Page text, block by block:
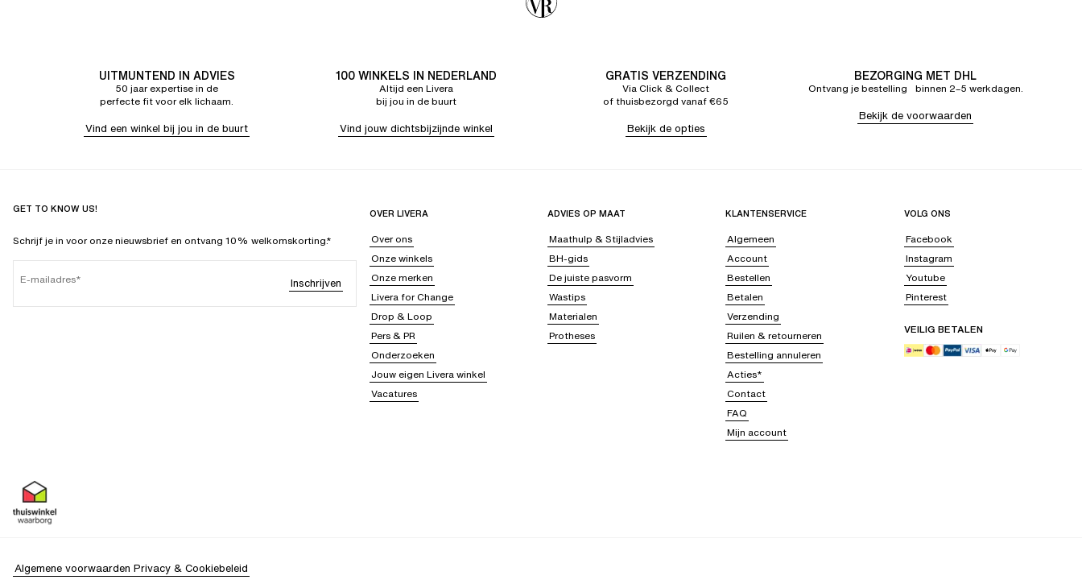
UITMUNTEND IN ADVIES
50 jaar expertise in de
perfecte fit voor elk lichaam.
Vind een winkel bij jou in de buurt
100 WINKELS IN NEDERLAND
Altijd een Livera
bij jou in de buurt
Vind jouw dichtsbijzijnde winkel
GRATIS VERZENDING
Via Click & Collect
of thuisbezorgd vanaf €65
Bekijk de opties
BEZORGING MET DHL
Ontvang je bestelling binnen 2–5 werkdagen.
Bekijk de voorwaarden
GET TO KNOW US!
Schrijf je in voor onze nieuwsbrief en ontvang 10% welkomskorting.*
E-mailadres Inschrijven
OVER LIVERA
Over ons
Onze winkels
Onze merken
Livera for Change
Drop & Loop
Pers & PR
Onderzoeken
Jouw eigen Livera winkel
Vacatures
ADVIES OP MAAT
Maathulp & Stijladvies
BH-gids
De juiste pasvorm
Wastips
Materialen
Protheses
KLANTENSERVICE
Algemeen
Account
Bestellen
Betalen
Verzending
Ruilen & retourneren
Bestelling annuleren
Acties*
Contact
FAQ
Mijn account
VOLG ONS
Facebook
Instagram
Youtube
Pinterest
VEILIG BETALEN
Algemene voorwaarden Privacy & Cookiebeleid